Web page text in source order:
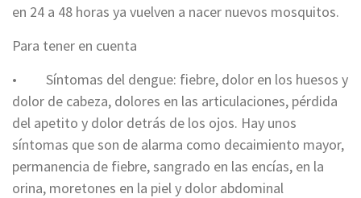
en 24 a 48 horas ya vuelven a nacer nuevos mosquitos.
Para tener en cuenta
• Síntomas del dengue: fiebre, dolor en los huesos y
dolor de cabeza, dolores en las articulaciones, pérdida
del apetito y dolor detrás de los ojos. Hay unos
síntomas que son de alarma como decaimiento mayor,
permanencia de fiebre, sangrado en las encías, en la
orina, moretones en la piel y dolor abdominal